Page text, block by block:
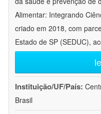
Alimentar: Integrando
criado em 2018, com
Estado de SP (SEDUC),
Instituição/UF/País:
Brasil